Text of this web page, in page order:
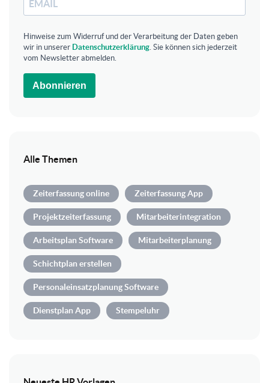
Hinweise zum Widerruf und der Verarbeitung der Daten geben
wir in unserer Datenschutzerklärung . Sie können sich jederzeit
vom Newsletter abmelden.
Abonnieren
Alle Themen
Zeiterfassung online Zeiterfassung App
Projektzeiterfassung Mitarbeiterintegration
Arbeitsplan Software Mitarbeiterplanung
Schichtplan erstellen
Personaleinsatzplanung Software
Dienstplan App Stempeluhr